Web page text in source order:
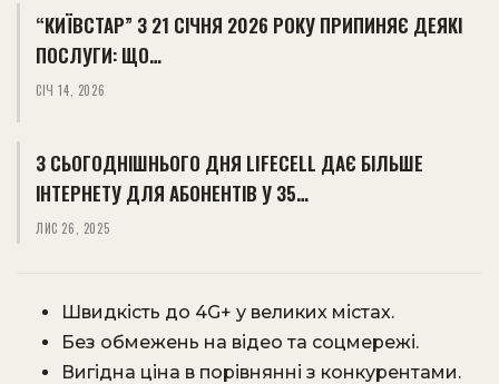
“КИЇВСТАР” З 21 СІЧНЯ 2026 РОКУ ПРИПИНЯЄ ДЕЯКІ
ПОСЛУГИ: ЩО…
СІЧ 14, 2026
З СЬОГОДНІШНЬОГО ДНЯ LIFECELL ДАЄ БІЛЬШЕ
ІНТЕРНЕТУ ДЛЯ АБОНЕНТІВ У 35…
ЛИС 26, 2025
Швидкість до 4G+ у великих містах.
Без обмежень на відео та соцмережі.
Вигідна ціна в порівнянні з конкурентами.